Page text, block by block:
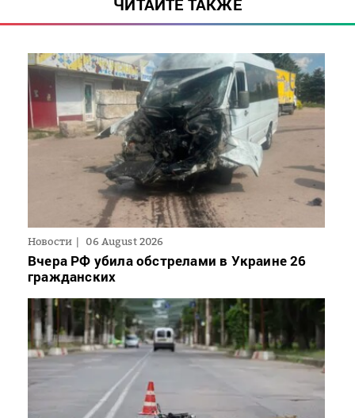
ЧИТАЙТЕ ТАКЖЕ
Новости 06 August 2026
Вчера РФ убила обстрелами в Украине 26
гражданских